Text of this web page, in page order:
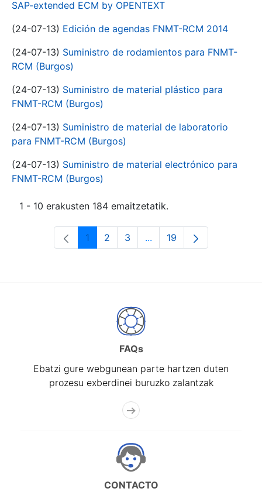
SAP-extended ECM by OPENTEXT
(24-07-13) Edición de agendas FNMT-RCM 2014
(24-07-13) Suministro de rodamientos para FNMT-
RCM (Burgos)
(24-07-13) Suministro de material plástico para
FNMT-RCM (Burgos)
(24-07-13) Suministro de material de laboratorio
para FNMT-RCM (Burgos)
(24-07-13) Suministro de material electrónico para
FNMT-RCM (Burgos)
1 - 10 erakusten 184 emaitzetatik.
Orrialdea
1 Orrialdea
2 Orrialdea
3 ...Intermediate Pages Use
Orrialdea
19
FAQs
Ebatzi gure webgunean parte hartzen duten
prozesu exberdinei buruzko zalantzak
CONTACTO